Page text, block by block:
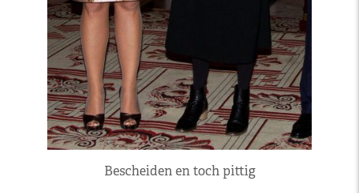
Bescheiden en toch pittig